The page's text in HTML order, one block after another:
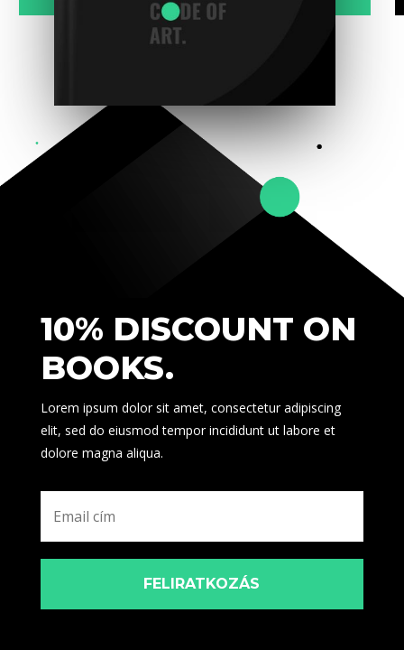
10% DISCOUNT ON
BOOKS.
Lorem ipsum dolor sit amet, consectetur adipiscing
elit, sed do eiusmod tempor incididunt ut labore et
dolore magna aliqua.
FELIRATKOZÁS